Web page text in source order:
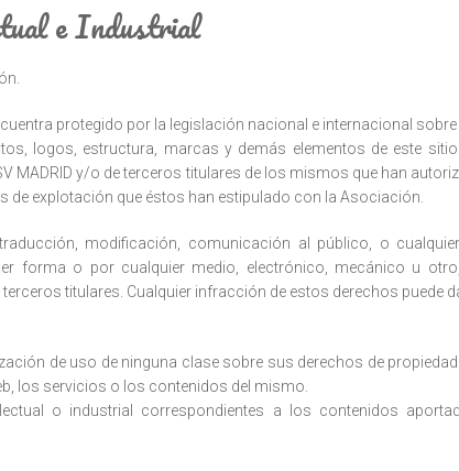
e Industrial
protegido por la legislación nacional e internacional sobre
logos, estructura, marcas y demás elementos de este
MADRID y/o de terceros titulares de los mismos que han
de explotación que éstos han estipulado con la Asociación.
modificación, comunicación al público, o
forma o por cualquier medio, electrónico, mecánico u
titulares. Cualquier infracción de estos derechos puede
de uso de ninguna clase sobre sus derechos de
los servicios o los contenidos del mismo.
o industrial correspondientes a los contenidos